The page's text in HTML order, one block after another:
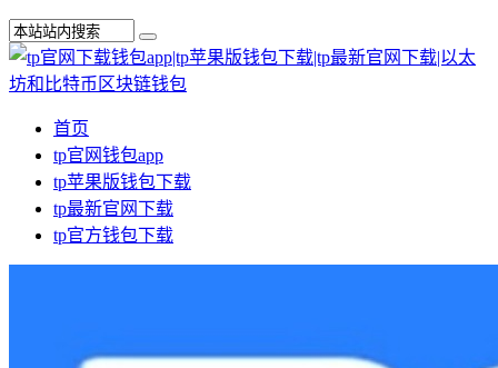
首页
tp官网钱包app
tp苹果版钱包下载
tp最新官网下载
tp官方钱包下载